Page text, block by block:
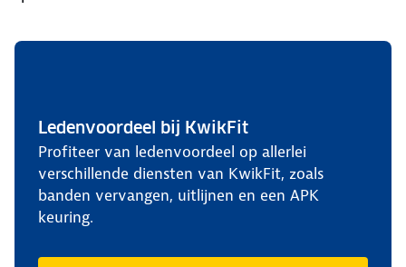
Ledenvoordeel bij KwikFit
Profiteer van ledenvoordeel op allerlei
verschillende diensten van KwikFit, zoals
banden vervangen, uitlijnen en een APK
keuring.